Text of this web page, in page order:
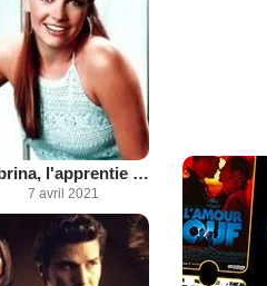
Sabrina, l'apprentie sorcière
7 avril 2021